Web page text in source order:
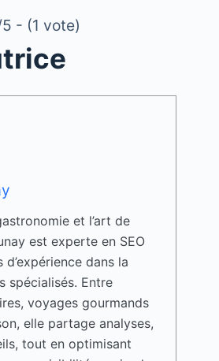
5 - (1 vote)
et l’art de
est experte en SEO
dans la
spécialisés. Entre
voyages gourmands
elle partage analyses,
tout en optimisant